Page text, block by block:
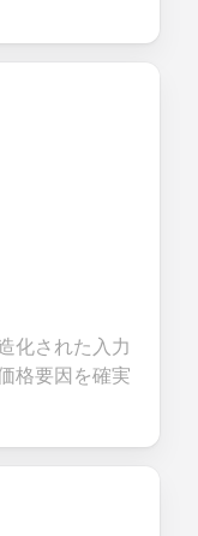
化された入力
格要因を確実